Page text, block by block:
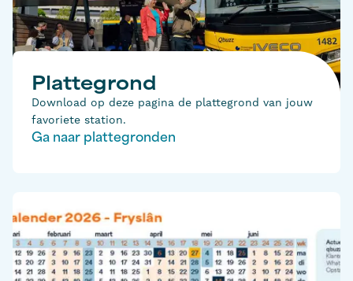
Plattegrond
Download op deze pagina de plattegrond van jouw
favoriete station.
Ga naar plattegronden